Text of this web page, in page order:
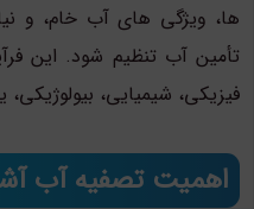
ها، ویژگی های آب خام، و
تأمین آب تنظیم شود. این
فیزیکی، شیمیایی،
اهمیت تصفیه آب